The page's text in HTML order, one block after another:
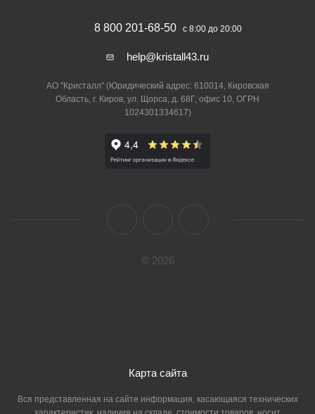
8 800 201-68-50 с 8:00 до 20:00
help@kristall43.ru
АО "Кристалл" (Юридический адрес: 610014, Кировская
Область, г. Киров, ул. Щорса, д. 68Г, офис 10, ОГРН
1024301334617)
© 2026
Карта сайта
Вся представленная на сайте информация, касающаяся технических